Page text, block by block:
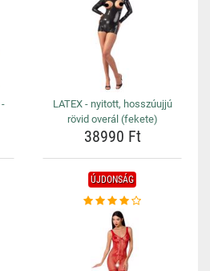
LATEX - nyitott, hosszúujjú
rövid overál (fekete)
38990 Ft
ÚJDONSÁG